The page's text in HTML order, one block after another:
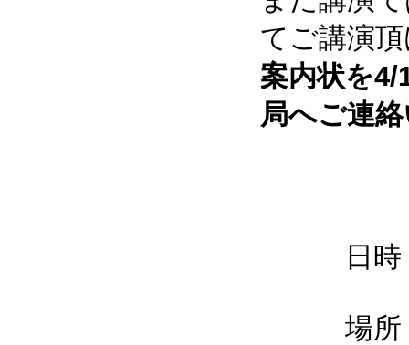
てご講演
案内状を4/
局へご連
日時 令
場所